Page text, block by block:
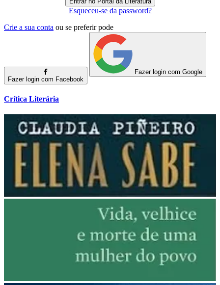
Esqueceu-se da password?
Crie a sua conta ou se preferir pode
Fazer login com Facebook
Fazer login com Google
Crítica Literária